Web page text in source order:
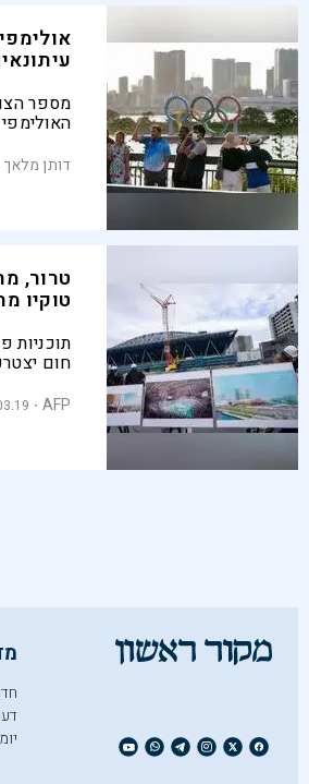
מספר
שהמדינה
דותן מלאך
טרור,
טוקיו
תוכניות
חום
AFP